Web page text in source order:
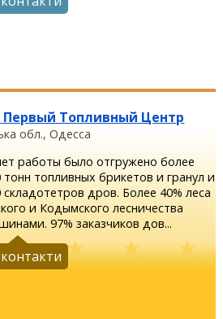
Топливный Центр
обл., Одесса
работы было отгружено более
тонн топливных брикетов и гранул и
складотетров дров. Более 40% леса
и Кодымского лесничества
97% заказчиков дов...
контакти